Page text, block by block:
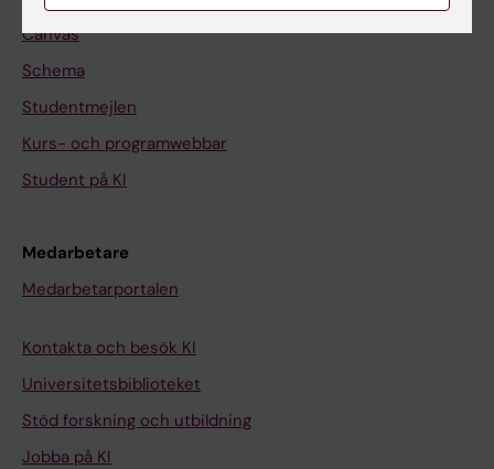
Canvas
Schema
Studentmejlen
Kurs- och programwebbar
Student på KI
Medarbetare
Medarbetarportalen
Kontakta och besök KI
Universitetsbiblioteket
Stöd forskning och utbildning
Jobba på KI